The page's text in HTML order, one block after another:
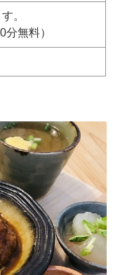
。
分無料）